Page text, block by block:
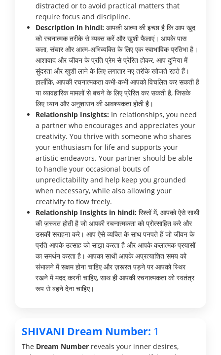
distracted or to avoid practical matters that
require focus and discipline.
Description in hindi: आपकी आत्मा की इच्छा है कि आप खुद
को रचनात्मक तरीके से व्यक्त करें और खुशी फैलाएं। आपके पास
कला, संचार और आत्म-अभिव्यक्ति के लिए एक स्वाभाविक प्रतिभा है।
आशावाद और जीवन के प्रति प्रेम से प्रेरित होकर, आप दुनिया में
सुंदरता और खुशी लाने के लिए लगातार नए तरीके खोजते रहते हैं।
हालाँकि, आपकी रचनात्मकता कभी-कभी आपको विचलित कर सकती है
या व्यावहारिक मामलों से बचने के लिए प्रेरित कर सकती है, जिसके
लिए ध्यान और अनुशासन की आवश्यकता होती है।
Relationship Insights: In relationships, you need
a partner who encourages and appreciates your
creativity. You thrive with someone who shares
your enthusiasm for life and supports your
artistic endeavors. Your partner should be able
to handle your occasional bouts of
unpredictability and help keep you grounded
when necessary, while also allowing your
creativity to flow freely.
Relationship Insights in hindi: रिश्तों में, आपको ऐसे साथी
की ज़रूरत होती है जो आपकी रचनात्मकता को प्रोत्साहित करे और
उसकी सराहना करे। आप ऐसे व्यक्ति के साथ पनपते हैं जो जीवन के
प्रति आपके उत्साह को साझा करता है और आपके कलात्मक प्रयासों
का समर्थन करता है। आपका साथी आपके अप्रत्याशित समय को
संभालने में सक्षम होना चाहिए और ज़रूरत पड़ने पर आपको स्थिर
रखने में मदद करनी चाहिए, साथ ही आपकी रचनात्मकता को स्वतंत्र
रूप से बहने देना चाहिए।
SHIVANI Dream Number: 1
The Dream Number reveals your inner desires,